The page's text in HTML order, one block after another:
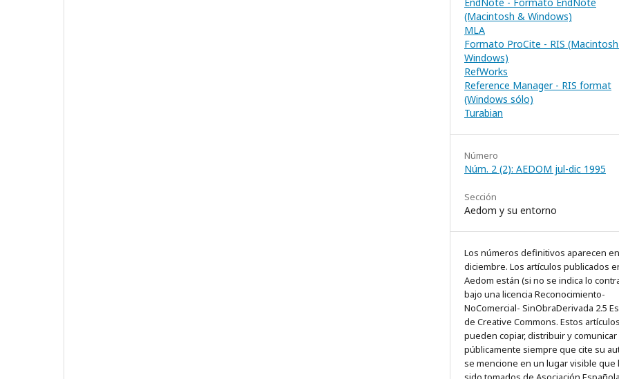
(Macintosh & Windows)
MLA
Formato ProCite - RIS
Windows)
RefWorks
Reference Manager - RIS format
(Windows sólo)
Turabian
Número
Núm. 2 (2): AEDOM jul-dic 1995
Sección
Aedom y su entorno
Los números definitivos aparecen en
diciembre. Los artículos publicados
Aedom están (si no se indica lo
bajo una licencia Reconocimiento-
NoComercial- SinObraDerivada 2.5
de Creative Commons. Estos
pueden copiar, distribuir y comunicar
públicamente siempre que cite su
se mencione en un lugar visible que